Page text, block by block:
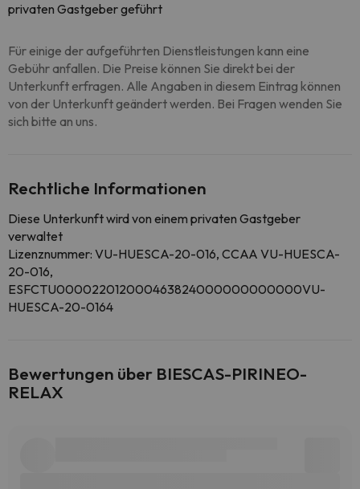
privaten Gastgeber geführt
Für einige der aufgeführten Dienstleistungen kann eine
Gebühr anfallen. Die Preise können Sie direkt bei der
Unterkunft erfragen. Alle Angaben in diesem Eintrag können
von der Unterkunft geändert werden. Bei Fragen wenden Sie
sich bitte an uns.
Rechtliche Informationen
Diese Unterkunft wird von einem privaten Gastgeber
verwaltet
Lizenznummer: VU-HUESCA-20-016, CCAA VU-HUESCA-
20-016,
ESFCTU000022012000463824000000000000VU-
HUESCA-20-0164
Bewertungen über BIESCAS-PIRINEO-
RELAX